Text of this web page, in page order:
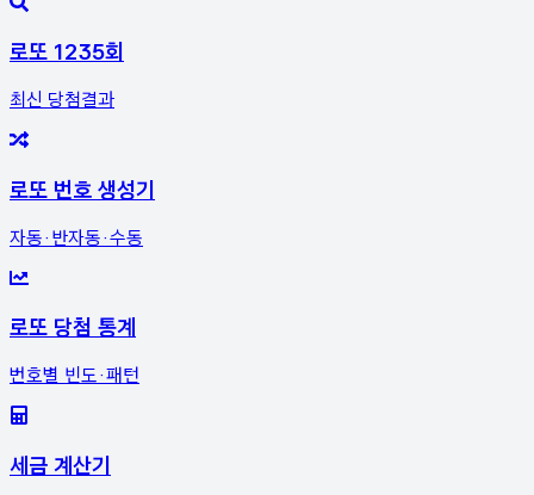
로또 1235회
최신 당첨결과
로또 번호 생성기
자동·반자동·수동
로또 당첨 통계
번호별 빈도·패턴
세금 계산기